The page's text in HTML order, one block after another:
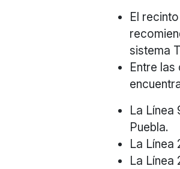
El
sistema
Entre
La Línea
Puebla.
La Línea
La Línea